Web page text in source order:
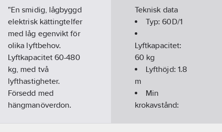
"En smidig, lågbyggd
elektrisk kättingtelfer
med låg egenvikt för
olika lyftbehov.
Lyftkapacitet 60-480
kg, med två
lyfthastigheter.
Försedd med
hängmanöverdon.
Teknisk data
Typ:60D/1
Lyftkapacitet:
60 kg
Lyfthöjd: 1.8
m
Min
krokavstånd: